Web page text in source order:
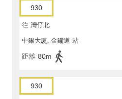
930
往 灣仔北
中銀大廈, 金鐘道 站
距離 80m
930